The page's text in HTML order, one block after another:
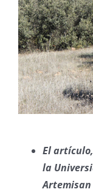
El
la